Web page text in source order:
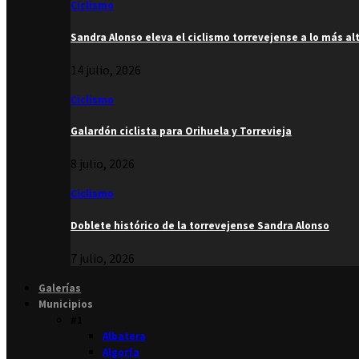
Ciclismo
Sandra Alonso eleva el ciclismo torrevejense a lo más
14 julio, 2026
Ciclismo
Galardón ciclista para Orihuela y Torrevieja
8 julio, 2026
Ciclismo
Doblete histórico de la torrevejense Sandra Alonso
7 julio, 2026
Galerías
Municipios
Albatera
Algorfa